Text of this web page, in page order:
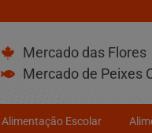
Mercado das Flores
Mercado de Peixes
Alimentação Escolar